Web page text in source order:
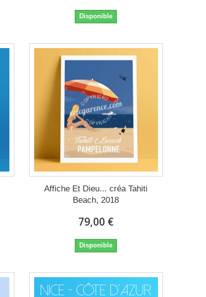
Disponible
Affiche Et Dieu... créa Tahiti
Beach, 2018
79,00 €
Disponible